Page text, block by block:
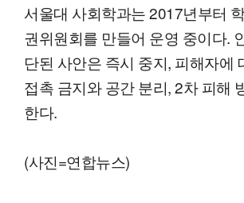
서울대 사회학과는 2017년부터
권위원회를 만들어 운영 중이다.
단된 사안은 즉시 중지, 피해자에
접촉 금지와 공간 분리, 2차 피해
한다.
(사진=연합뉴스)